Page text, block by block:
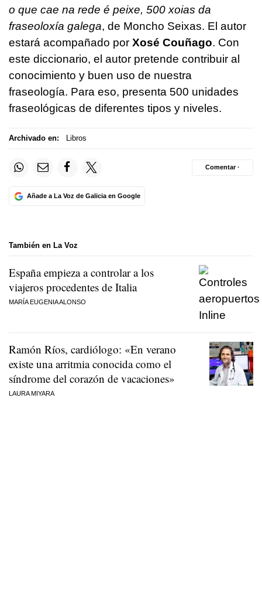
o que cae na rede é peixe, 500 xoias da
fraseoloxía galega, de Moncho Seixas. El autor
estará acompañado por Xosé Couñago. Con
este diccionario, el autor pretende contribuir al
conocimiento y buen uso de nuestra
fraseología. Para eso, presenta 500 unidades
fraseológicas de diferentes tipos y niveles.
Archivado en: Libros
Añade a La Voz de Galicia en Google
Comentar ·
También en La Voz
España empieza a controlar a los
viajeros procedentes de Italia
MARÍA EUGENIA ALONSO
Ramón Ríos, cardiólogo: «En verano
existe una arritmia conocida como el
síndrome del corazón de vacaciones»
LAURA MIYARA